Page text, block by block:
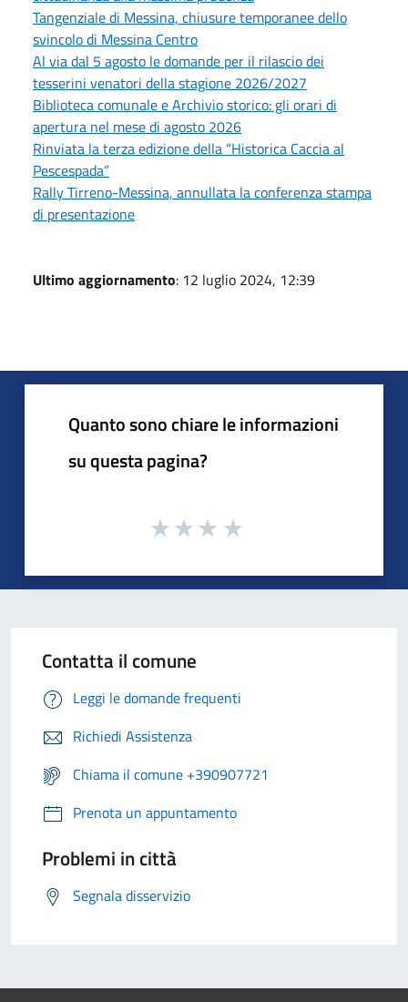
Tangenziale di Messina, chiusure temporanee dello
svincolo di Messina Centro
Al via dal 5 agosto le domande per il rilascio dei
tesserini venatori della stagione 2026/2027
Biblioteca comunale e Archivio storico: gli orari di
apertura nel mese di agosto 2026
Rinviata la terza edizione della “Historica Caccia al
Pescespada”
Rally Tirreno-Messina, annullata la conferenza stampa
di presentazione
Ultimo aggiornamento: 12 luglio 2024, 12:39
Quanto sono chiare le informazioni
su questa pagina?
Contatta il comune
Leggi le domande frequenti
Richiedi Assistenza
Chiama il comune +390907721
Prenota un appuntamento
Problemi in città
Segnala disservizio